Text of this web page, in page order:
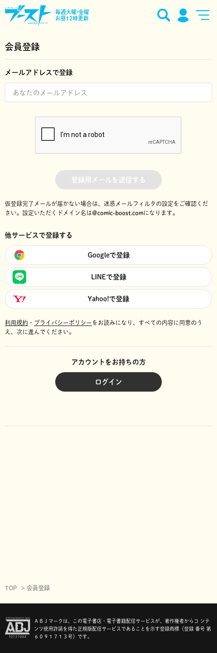
毎週火曜•金曜
お昼12時更新
会員登録
メールアドレスで登録
登録用メールを送信する
仮登録完了メールが届かない場合は、迷惑メールフィルタの設定をご確認くだ
さい。 設定いただくドメイン名は@comic-boost.comになります。
他サービスで登録する
Googleで登録
LINEで登録
Yahoo!で登録
利用規約 ・ プライバシーポリシーをお読みになり、 すべての内容に同意のう
え、次に進んでください。
アカウントをお持ちの方
ログイン
TOP 会員登録
ＡＢＪマークは、この電子書店・電子書籍配信サービスが、著作権者からコ ンテ
ンツ使用許諾を得た正規版配信サービスであることを示す登録商標（登録 番号 第
６０９１７１３号）です。